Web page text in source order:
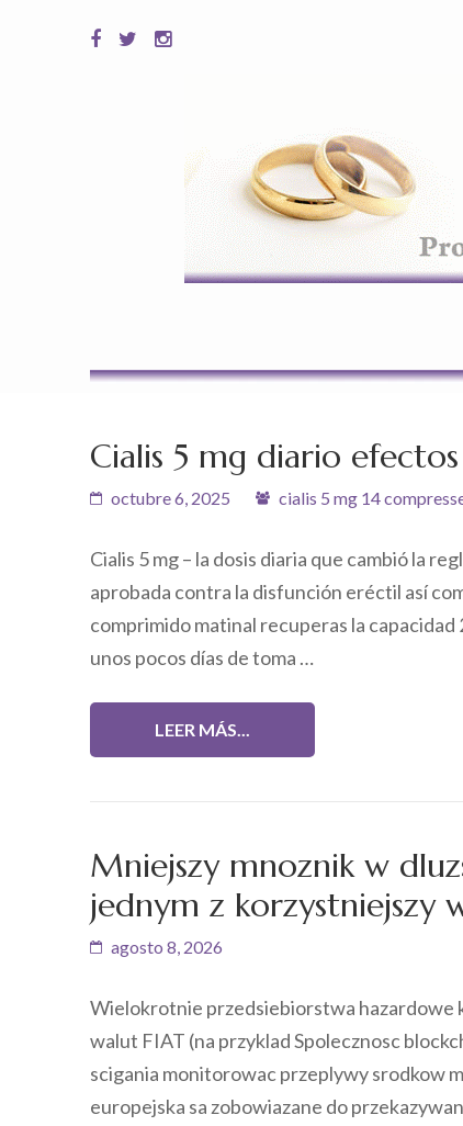
Cialis 5 mg diario
octubre 6, 2025 cialis 5 mg 14
Cialis 5 mg – la dosis diaria que cambió la
aprobada contra la disfunción eréctil así
comprimido matinal recuperas la
unos pocos días de toma …
LEER MÁS...
Mniejszy mnoznik w
jednym z korzystniejszy
agosto 8, 2026
Wielokrotnie przedsiebiorstwa hazardowe
walut FIAT (na przyklad Spolecznosc
scigania monitorowac przeplywy srodkow
europejska sa zobowiazane do